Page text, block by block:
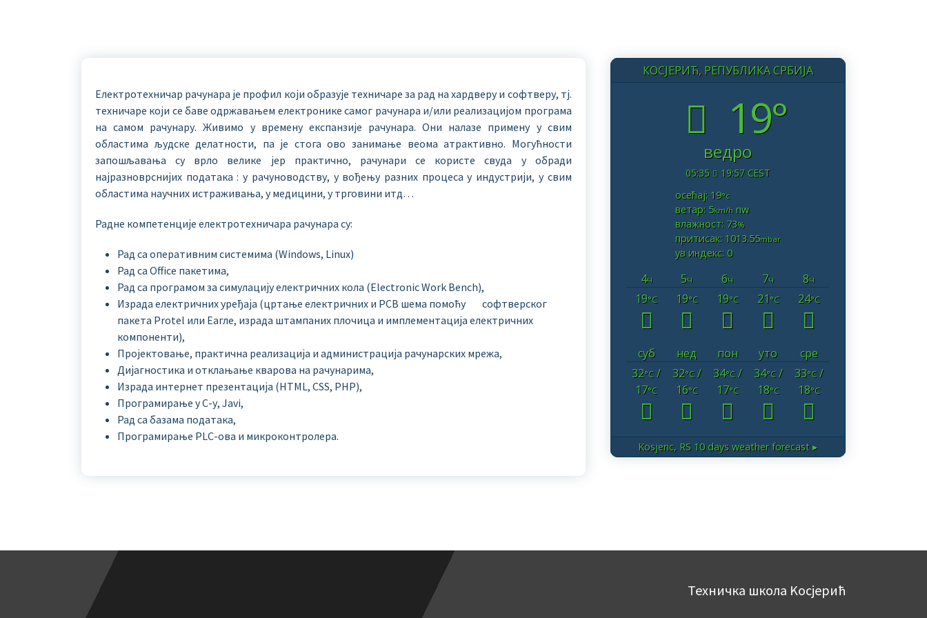
Електротехничар рачунара је профил који образује техничаре за рад на хардверу и софтверу, тј.
техничаре који се баве одржавањем електронике самог рачунара и/или реализацијом програма
на самом рачунару. Живимо у времену експанзије рачунара. Они налазе примену у свим
областима људске делатности, па је стога ово занимање веома атрактивно. Могућности
запошљавања су врло велике јер практично, рачунари се користе свуда у обради
најразноврснијих података : у рачуноводству, у вођењу разних процеса у индустрији, у свим
областима научних истраживања, у медицини, у трговини итд…
Радне компетенције електротехничара рачунара су:
Рад са оперативним системима (Windows, Linux)
Рад са Office пакетима,
Рад са програмoм за симулацију електричних кола (Еlectronic Work Bench),
Израда електричних уређаја (цртање електричних и PCB шема помоћу софтверског
пакета Protel или Еагле, израда штампаних плочица и имплементација електричних
компоненти),
Пројектовање, практична реализација и администрација рачунарских мрежа,
Дијагностика и отклањање кварова на рачунарима,
Израда интернет презентација (HTML, CSS, PHP),
Програмирање у С-у, Javi,
Рад са базама података,
Програмирање PLC-oва и микроконтролера.
КОСЈЕРИЋ, РЕПУБЛИКА СРБИЈА
19°
ведро
05:35
19:57 CEST
осећај: 19°c
ветар: 5km/hnw
влажност: 73%
притисак: 1013.55mbar
ув индекс: 0
4ч 5ч 6ч 7ч 8ч
19°C 19°C 19°C 21°C 24°C
суб нед пон уто
сре
32°C/
17°C
32°C/
16°C
34°C/
17°C
34°C/
18°C
33°C/
18°C
Kosjeric, RS 10 days weather forecast ▸
Техничка школа Kосјерић